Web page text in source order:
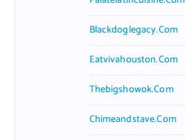
Blackdoglegacy.com
Eatvivahouston.com
Thebigshowok.com
Chimeandstave.com